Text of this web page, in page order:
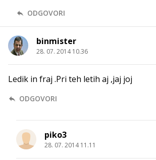
ODGOVORI
binmister
28. 07. 2014 10.36
Ledik in fraj .Pri teh letih aj ,jaj joj
ODGOVORI
piko3
28. 07. 2014 11.11